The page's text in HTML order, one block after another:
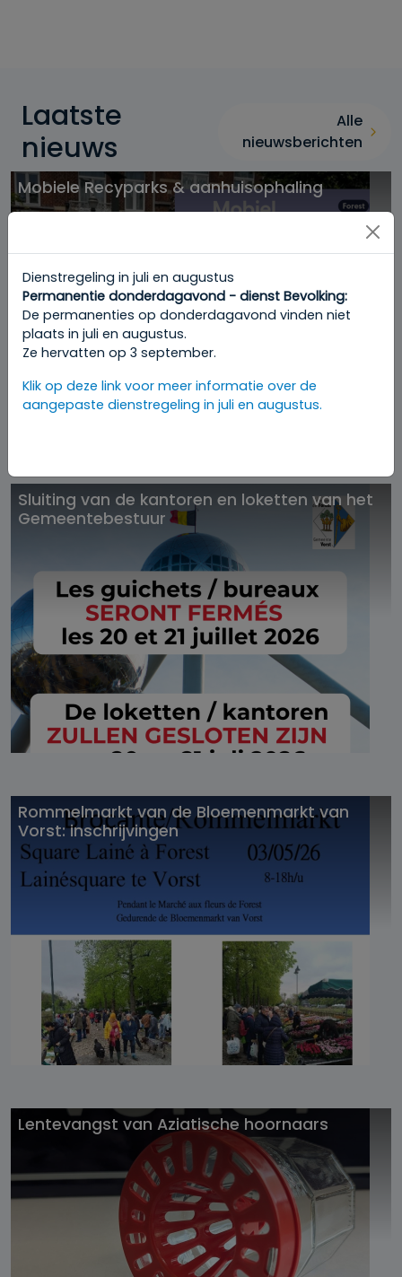
Laatste
nieuws
Alle
nieuwsberichten
Mobiele Recyparks & aanhuisophaling
Sluiting van de kantoren en loketten van het
Gemeentebestuur
Rommelmarkt van de Bloemenmarkt van
Vorst: inschrijvingen
Lentevangst van Aziatische hoornaars
Dienstregeling in juli en augustus
Permanentie donderdagavond - dienst Bevolking:
De permanenties op donderdagavond vinden niet
plaats in juli en augustus.
Ze hervatten op 3 september.
Klik op deze link voor meer informatie over de
aangepaste dienstregeling in juli en augustus.